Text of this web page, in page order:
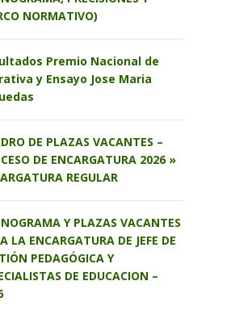
NORMATIVO)
Premio Nacional de
y Ensayo Jose Maria
DE PLAZAS VACANTES –
DE ENCARGATURA 2026 »
REGULAR
Y PLAZAS VACANTES
LA ENCARGATURA DE JEFE DE
PEDAGÓGICA Y
DE EDUCACION –